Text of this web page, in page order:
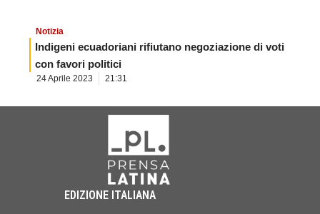
Notizia
Indigeni ecuadoriani rifiutano negoziazione di voti
con favori politici
24 Aprile 2023 21:31
EDIZIONE ITALIANA